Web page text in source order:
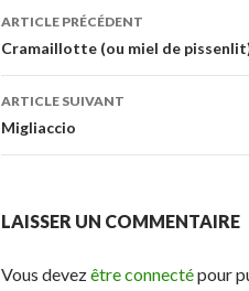
Navigation
des
articles
ARTICLE PRÉCÉDENT
Cramaillotte (ou miel de
ARTICLE SUIVANT
Migliaccio
LAISSER UN COMMENTAIRE
Vous devezêtre connectépour